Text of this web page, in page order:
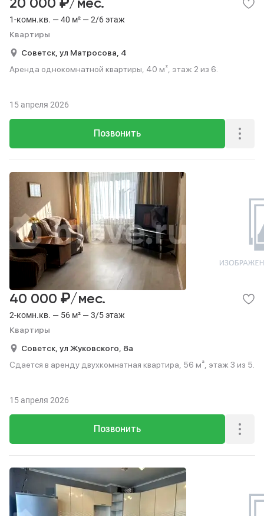
1-комн.кв. — 40 м² — 2/6 этаж
Квартиры
20 000 /мес.
Советск, ул Матросова, 4
Аренда однокомнатной квартиры, 40 м², этаж 2 из 6.
Позвонить
15 апреля 2026
2-комн.кв. — 56 м² — 3/5 этаж
Квартиры
40 000 ₽/мес.
Советск, ул Жуковского, 8а
Сдается в аренду двухкомнатная квартира, 56 м², этаж 3 из 5.
Позвонить
15 апреля 2026